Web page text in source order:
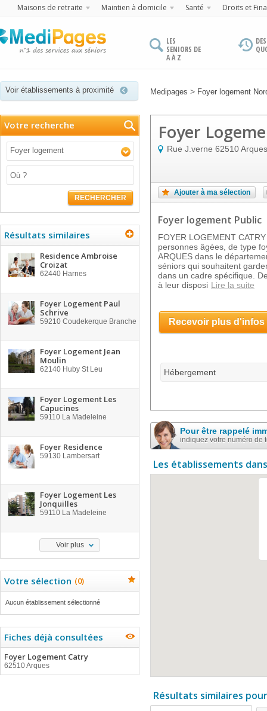
Maisons de retraite Maintien à domicile Santé Droits et
LES
SENIORS DE
A À Z
Voir établissements à proximité Medipages > Foyer logement
Votre recherche
Foyer logement
RECHERCHER
Résultats similaires
Residence Ambroise
Croizat
62440 Harnes
Foyer Logement Paul
Schrive
59210 Coudekerque Branche
Foyer Logement Jean
Moulin
62140 Huby St Leu
Foyer Logement Les
Capucines
59110 La Madeleine
Foyer Residence
59130 Lambersart
Foyer Logement Les
Jonquilles
59110 La Madeleine
Voir plus
Votre sélection (0)
Aucun établissement sélectionné
Fiches déjà consultées
Foyer Logement Catry
62510 Arques
Foyer
Rue J.verne 62510Arques
Ajouter à ma sélection
Foyer logement Public
FOYER LOGEMENT
personnes âgées, de type
ARQUES dans le
séniors qui souhaitent
dans un cadre spécifique.
à leur disposi Lire la suite
Recevoir plus d'infos
Hébergement
Pour être rappelé
indiquez votre numéro de
Les établissements
Résultats similaires